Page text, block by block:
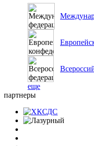
еще
партнеры